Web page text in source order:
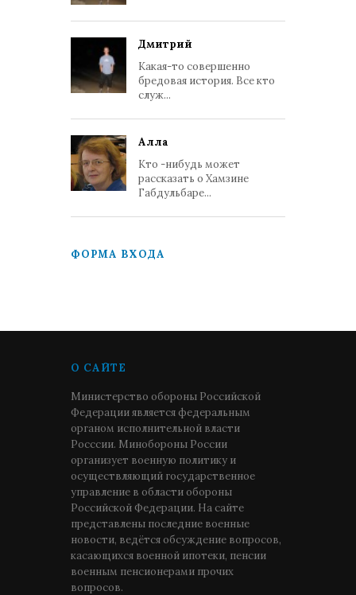
Дмитрий
Какая-то совершенно
бредовая история. Все кто
служ...
Алла
Кто -нибудь может
рассказать о Хамзине
Габдульбаре...
ФОРМА ВХОДА
О САЙТЕ
Министерство обороны Российской
Федерации является федеральным
органом исполнительной власти
Росссии. Минобороны России
организует военную политику и
осуществляющий государственное
управление в области обороны
Российской Федерации. На сайте
представлены последние военные
новости, ведётся обсуждение вопросов,
касающихся военной ипотеки, пенсии
военным пенсионерами прочих
вопросов.